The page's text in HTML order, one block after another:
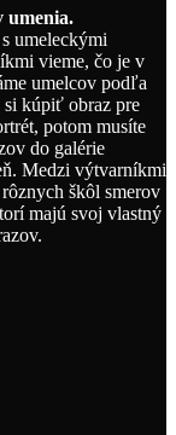
umenia.
umeleckými
vieme, čo je v
umelcov podľa
si kúpiť obraz pre
potom musíte
do galérie
Medzi výtvarníkmi
škôl smerov
majú svoj vlastný